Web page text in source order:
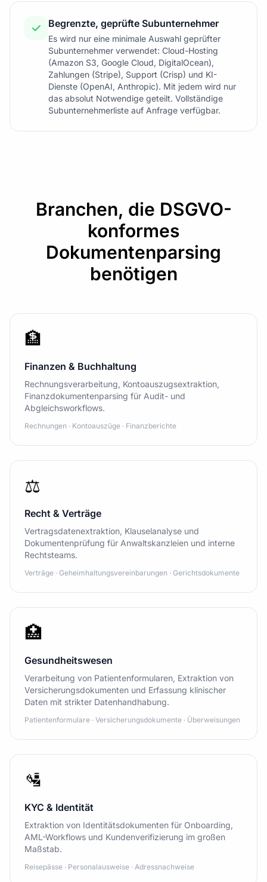
Begrenzte, geprüfte Subunternehmer
Es wird nur eine minimale Auswahl geprüfter
Subunternehmer verwendet: Cloud-Hosting
(Amazon S3, Google Cloud, DigitalOcean),
Zahlungen (Stripe), Support (Crisp) und KI-
Dienste (OpenAI, Anthropic). Mit jedem wird nur
das absolut Notwendige geteilt. Vollständige
Subunternehmerliste auf Anfrage verfügbar.
Branchen, die DSGVO-
konformes
Dokumentenparsing
benötigen
🏦
Finanzen & Buchhaltung
Rechnungsverarbeitung, Kontoauszugsextraktion,
Finanzdokumentenparsing für Audit- und
Abgleichsworkflows.
Rechnungen · Kontoauszüge · Finanzberichte
⚖️
Recht & Verträge
Vertragsdatenextraktion, Klauselanalyse und
Dokumentenprüfung für Anwaltskanzleien und interne
Rechtsteams.
Verträge · Geheimhaltungsvereinbarungen · Gerichtsdokumente
🏥
Gesundheitswesen
Verarbeitung von Patientenformularen, Extraktion von
Versicherungsdokumenten und Erfassung klinischer
Daten mit strikter Datenhandhabung.
Patientenformulare · Versicherungsdokumente · Überweisungen
🛂
KYC & Identität
Extraktion von Identitätsdokumenten für Onboarding,
AML-Workflows und Kundenverifizierung im großen
Maßstab.
Reisepässe · Personalausweise · Adressnachweise